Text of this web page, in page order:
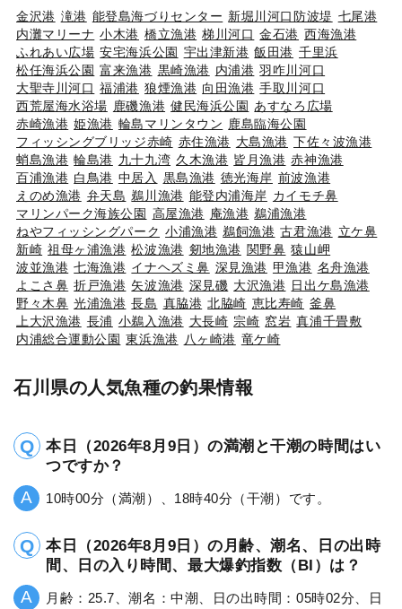
金沢港 滝港 能登島海づりセンター 新堀川河口防波堤 七尾港
内灘マリーナ 小木港 橋立漁港 梯川河口 金石港 西海漁港
ふれあい広場 安宅海浜公園 宇出津新港 飯田港 千里浜
松任海浜公園 富来漁港 黒崎漁港 内浦港 羽咋川河口
大聖寺川河口 福浦港 狼煙漁港 向田漁港 手取川河口
西荒屋海水浴場 鹿磯漁港 健民海浜公園 あすなろ広場
赤崎漁港 姫漁港 輪島マリンタウン 鹿島臨海公園
フィッシングブリッジ赤崎 赤住漁港 大島漁港 下佐々波漁港
蛸島漁港 輪島港 九十九湾 久木漁港 皆月漁港 赤神漁港
百浦漁港 白鳥港 中居入 黒島漁港 徳光海岸 前波漁港
えのめ漁港 弁天島 鵜川漁港 能登内浦海岸 カイモチ鼻
マリンパーク海族公園 高屋漁港 庵漁港 鵜浦漁港
ねやフィッシングパーク 小浦漁港 鵜飼漁港 古君漁港 立ケ鼻
新崎 祖母ヶ浦漁港 松波漁港 剱地漁港 関野鼻 猿山岬
波並漁港 七海漁港 イナヘズミ鼻 深見漁港 甲漁港 名舟漁港
よこさ鼻 折戸漁港 矢波漁港 深見磯 大沢漁港 日出ケ島漁港
野々木鼻 光浦漁港 長島 真脇港 北脇崎 恵比寿崎 釜鼻
上大沢漁港 長浦 小鵜入漁港 大長崎 宗崎 窓岩 真浦千畳敷
内浦総合運動公園 東浜漁港 八ヶ崎港 竜ケ崎
石川県の人気魚種の釣果情報
本日（2026年8月9日）の満潮と干潮の時間はい
つですか？
10時00分（満潮）、18時40分（干潮）です。
本日（2026年8月9日）の月齢、潮名、日の出時
間、日の入り時間、最大爆釣指数（BI）は？
月齢：25.7、潮名：中潮、日の出時間：05時02分、日